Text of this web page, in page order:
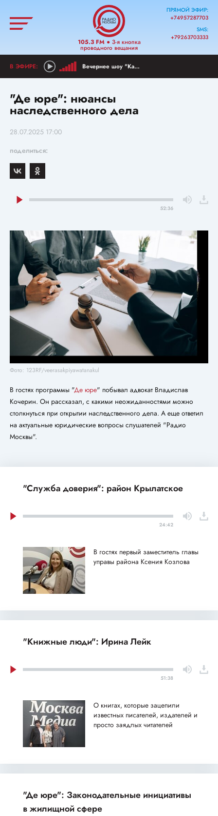
105.3 FM● 3-я кнопка
проводного вещания
ПРЯМОЙ ЭФИР:
+74957287703
SMS:
+79263703333
Вечернее шоу "Как прошел ваш день?"
"Де юре": нюансы
наследственного дела
28.07.2025 17:00
поделиться:
52:36
Фото: 123RF/veerasakpiyawatanakul
В гостях программы "Де юре" побывал адвокат Владислав
Кочерин. Он рассказал, с какими неожиданностями можно
столкнуться при открытии наследственного дела. А еще ответил
на актуальные юридические вопросы слушателей "Радио
Москвы".
"Служба доверия": район Крылатское
24:42
В гостях первый заместитель главы
управы района Ксения Козлова
"Книжные люди": Ирина Лейк
51:38
О книгах, которые зацепили
известных писателей, издателей и
просто заядлых читателей
"Де юре": Законодательные инициативы
в жилищной сфере